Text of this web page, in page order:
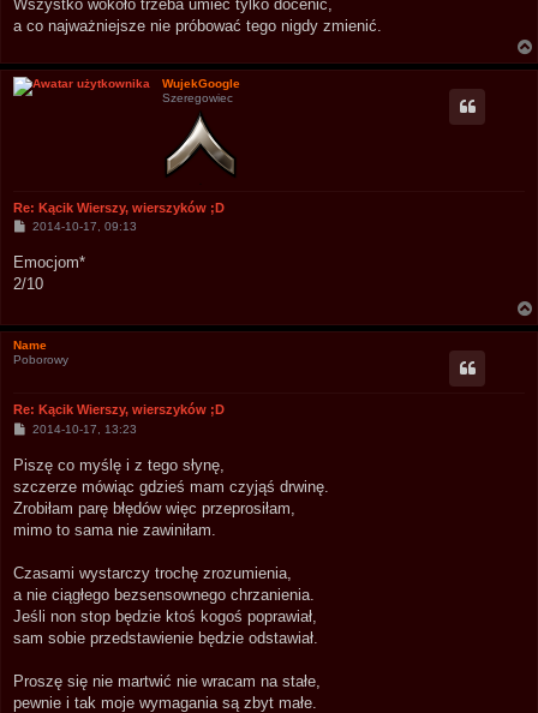
Wszys­tko wo­koło trze­ba umieć tyl­ko docenić,
a co naj­ważniej­sze nie próbo­wać te­go nig­dy zmienić.
WujekGoogle
Szeregowiec
Re: Kącik Wierszy, wierszyków ;D
P
t
2014-10-17, 09:13
Emocjom*
2/10
Name
Poborowy
Re: Kącik Wierszy, wierszyków ;D
P
t
2014-10-17, 13:23
Piszę co myślę i z tego słynę,
szczerze mówiąc gdzieś mam czyjąś drwinę.
Zrobiłam parę błędów więc przeprosiłam,
mimo to sama nie zawiniłam.
Czasami wystarczy trochę zrozumienia,
a nie ciągłego bezsensownego chrzanienia.
Jeśli non stop będzie ktoś kogoś poprawiał,
sam sobie przedstawienie będzie odstawiał.
Proszę się nie martwić nie wracam na stałe,
pewnie i tak moje wymagania są zbyt małe.